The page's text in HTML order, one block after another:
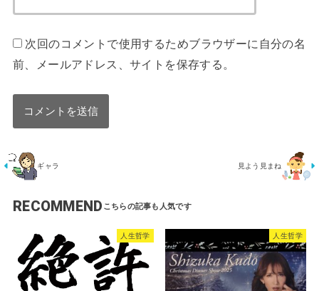
次回のコメントで使用するためブラウザーに自分の名
前、メールアドレス、サイトを保存する。
ギャラ 見よう見まね
RECOMMEND
人生哲学 人生哲学